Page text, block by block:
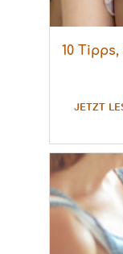
10
JETZT